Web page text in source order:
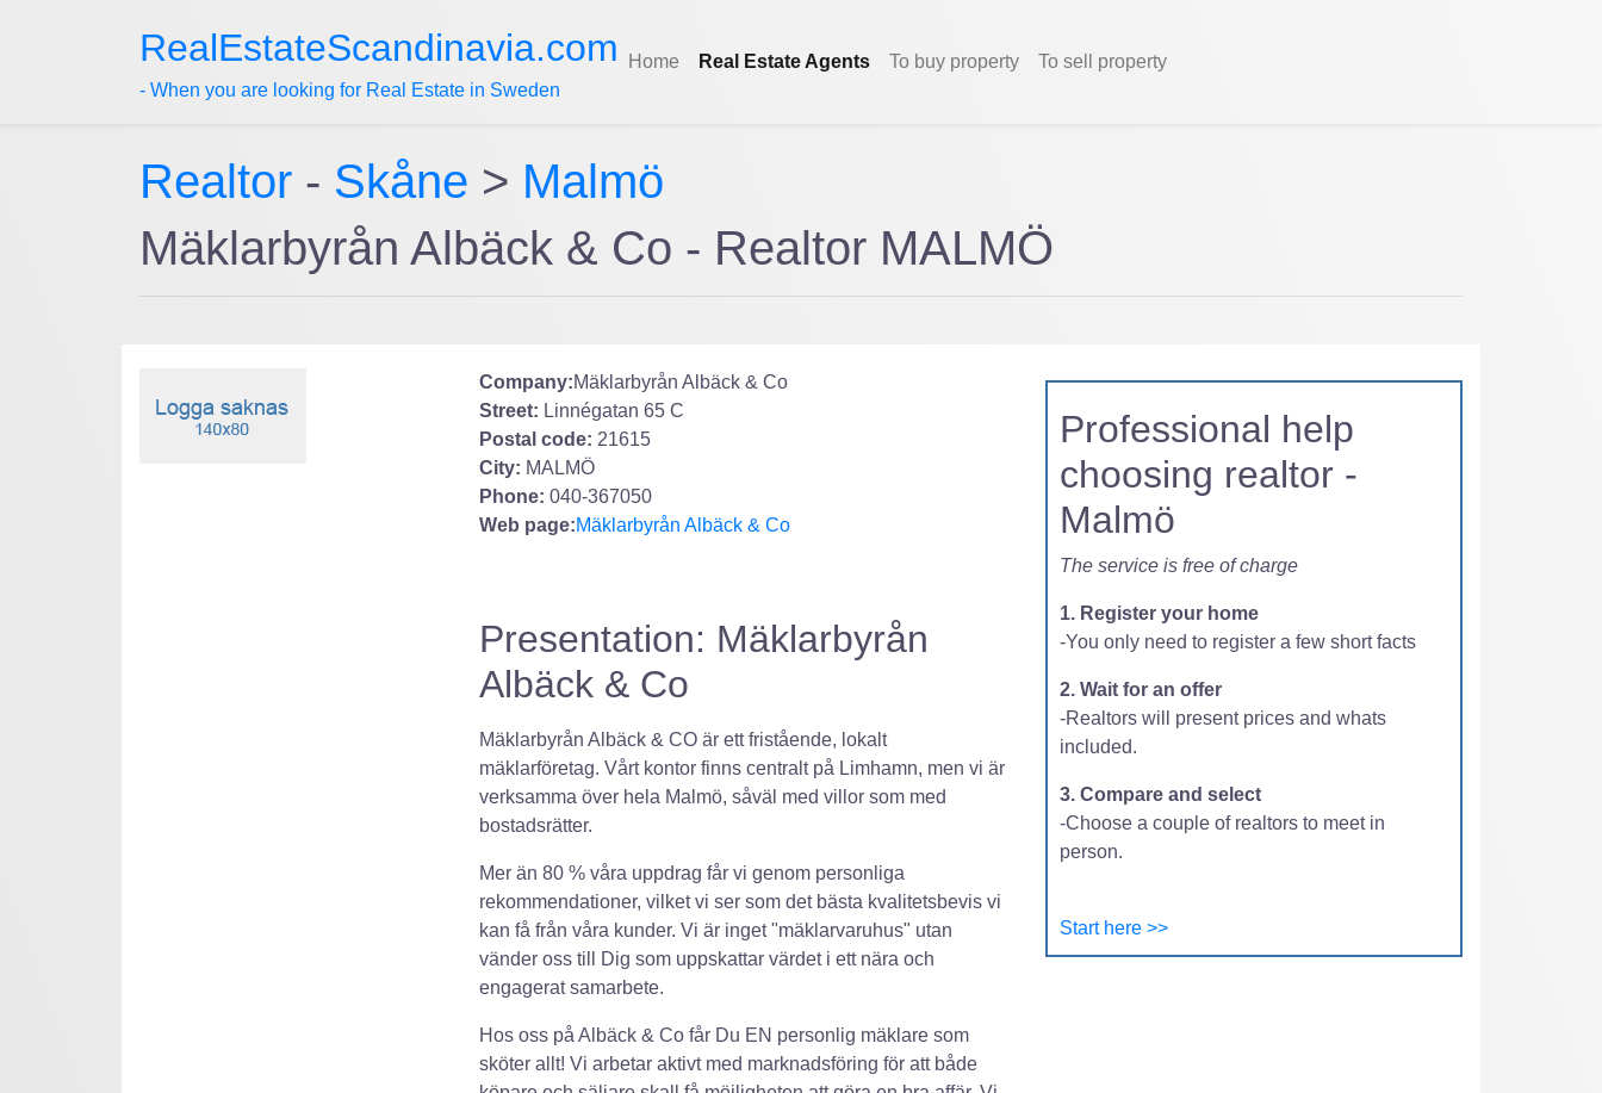
RealEstateScandinavia.com
- When you are looking for Real Estate in Sweden
Home Real Estate Agents To buy property To sell property
Realtor - Skåne > Malmö
Mäklarbyrån Albäck & Co - Realtor MALMÖ
Company:Mäklarbyrån Albäck & Co
Street: Linnégatan 65 C
Postal code: 21615
City: MALMÖ
Phone: 040-367050
Web page:Mäklarbyrån Albäck & Co
Presentation: Mäklarbyrån
Albäck & Co
Mäklarbyrån Albäck & CO är ett fristående, lokalt
mäklarföretag. Vårt kontor finns centralt på Limhamn, men vi är
verksamma över hela Malmö, såväl med villor som med
bostadsrätter.
Mer än 80 % våra uppdrag får vi genom personliga
rekommendationer, vilket vi ser som det bästa kvalitetsbevis vi
kan få från våra kunder. Vi är inget "mäklarvaruhus" utan
vänder oss till Dig som uppskattar värdet i ett nära och
engagerat samarbete.
Hos oss på Albäck & Co får Du EN personlig mäklare som
sköter allt! Vi arbetar aktivt med marknadsföring för att både
Professional help
choosing realtor -
Malmö
The service is free of charge
1. Register your home
-You only need to register a few short facts
2. Wait for an offer
-Realtors will present prices and whats
included.
3. Compare and select
-Choose a couple of realtors to meet in
person.
Start here >>